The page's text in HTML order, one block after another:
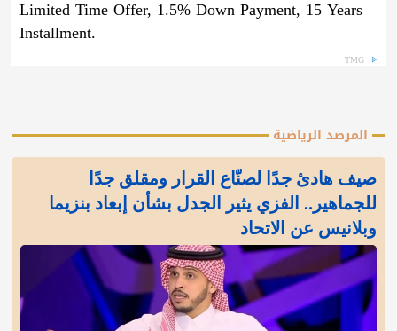
Limited Time Offer, 1.5% Down Payment, 15 Years
Installment.
TMG
المرصد الرياضية
صيف هادئ جدًا لصنّاع القرار ومقلق جدًا
للجماهير.. الفزي يثير الجدل بشأن إبعاد بنزيما
وبلانيس عن الاتحاد